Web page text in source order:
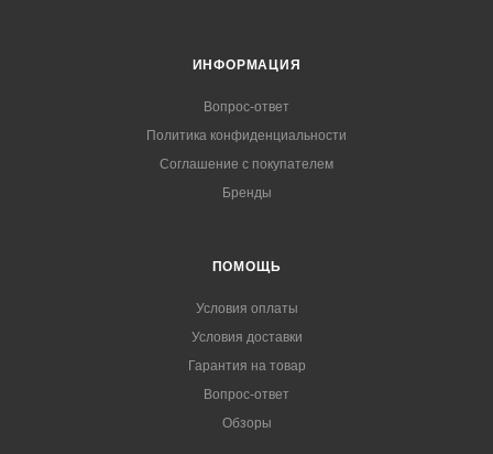
ИНФОРМАЦИЯ
Вопрос-ответ
Политика конфиденциальности
Соглашение с покупателем
Бренды
ПОМОЩЬ
Условия оплаты
Условия доставки
Гарантия на товар
Вопрос-ответ
Обзоры